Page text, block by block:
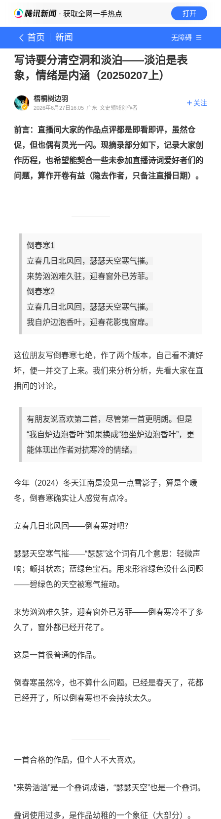
· 获取全网一手热点 打开
首页 新闻 无障碍
写诗要分清空洞和淡泊——淡泊是表
象，情绪是内涵（20250207上）
梧桐树边羽
2026年6月27日16:05 广东 文史领域创作者
关注
前言：直播间大家的作品点评都是即看即评，虽然仓
促，但也偶有灵光一闪。现摘录部分如下，记录大家创
作历程，也希望能契合一些未参加直播诗词爱好者们的
问题，算作开卷有益（隐去作者，只备注直播日期）。
倒春寒1
立春几日北风回，瑟瑟天空寒气摧。
来势汹汹难久驻，迎春窗外已芳菲。
倒春寒2
立春几日北风回，瑟瑟天空寒气摧。
我自炉边泡香叶，迎春花影曳窗扉。
这位朋友写倒春寒七绝，作了两个版本，自己看不清好
坏，便一并交了上来。我们来分析分析，先看大家在直
播间的讨论。
有朋友说喜欢第二首，尽管第一首更明朗。但是
“我自炉边泡香叶”如果换成“独坐炉边泡香叶”，更
能体现出作者对抗寒冷的情绪。
今年（2024）冬天江南是没见一点雪影子，算是个暖
冬，倒春寒确实让人感觉有点冷。
立春几日北风回——倒春寒对吧？
瑟瑟天空寒气摧——“瑟瑟”这个词有几个意思：轻微声
响；颤抖状态；蓝绿色宝石。用来形容绿色没什么问题
——碧绿色的天空被寒气摧动。
来势汹汹难久驻，迎春窗外已芳菲——倒春寒冷不了多
久了，窗外都已经开花了。
这是一首很普通的作品。
倒春寒虽然冷，也不算什么问题。已经是春天了，花都
已经开了，所以倒春寒也不会持续太久。
一首合格的作品，但个人不大喜欢。
“来势汹汹”是一个叠词成语，“瑟瑟天空”也是一个叠词。
叠词使用过多，是作品幼稚的一个象征（大部分）。